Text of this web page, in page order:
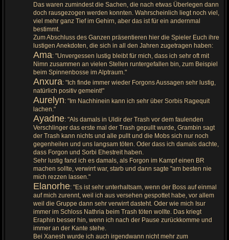
Das waren zumindest die Sachen, die nach etwas Überlegen dann
doch rausgezogen werden konnten. Wahrscheinlich liegt noch viel,
viel mehr ganz Tief im Gehirn, aber das ist für ein andernmal
bestimmt.
Zum Abschluss des Ganzen präsentieren hier die Spieler Euch ihre
lustigen Anekdoten, die sich in all den Jahren zugetragen haben:
Ama: "Unvergessen lustig bleibt für mich, dass ich sehr oft mit
Nimn zusammen an vielen Stellen runtergefallen bin, zum Beispiel
beim Spinnenbosse im Alptraum."
Anxura: "Ich finde immer wieder Forgons Aussagen sehr lustig,
natürlich positiv gemeint!"
Aurelyn: "Im Nachhinein kann ich sehr über Sorbis Ragequit
lachen."
Ayadne: "Als damals in Uldir der Trash vor dem faulenden
Verschlinger das erste mal der Trash gepullt wurde, Grambin sagt
der Trash kann nichts und alle pullt und die Mobs sich nur noch
gegenheilen und uns langsam töten. Oder dass ich damals dachte,
dass Forgon und Sorbi Ehestreit haben.
Sehr lustig fand ich es damals, als Forgon im Kampf einen BR
machen sollte, verwirrt war, starb und dann sagte "am besten nie
mich rezzen lassen."
Elanorhe: "Es ist sehr unterhaltsam, wenn der Boss auf einmal
auf mich zurennt, weil ich aus versehen gespottet habe, vor allem
weil die Gruppe dann sehr verwirrt dasteht. Oder wie mich Isur
immer im Schloss Nathria beim Trash töten wollte. Das kriegt
Eraphin besser hin, wenn ich nach der Pause zurückkomme und
immer an der Kante stehe.
Bei Xanesh wurde ich auch irgendwann nicht mehr zum